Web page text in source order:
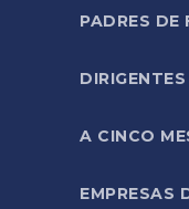
PADRES
A CINCO
EMPRESAS